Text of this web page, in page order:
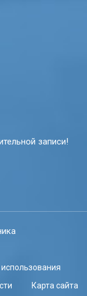
записи!
Карта сайта